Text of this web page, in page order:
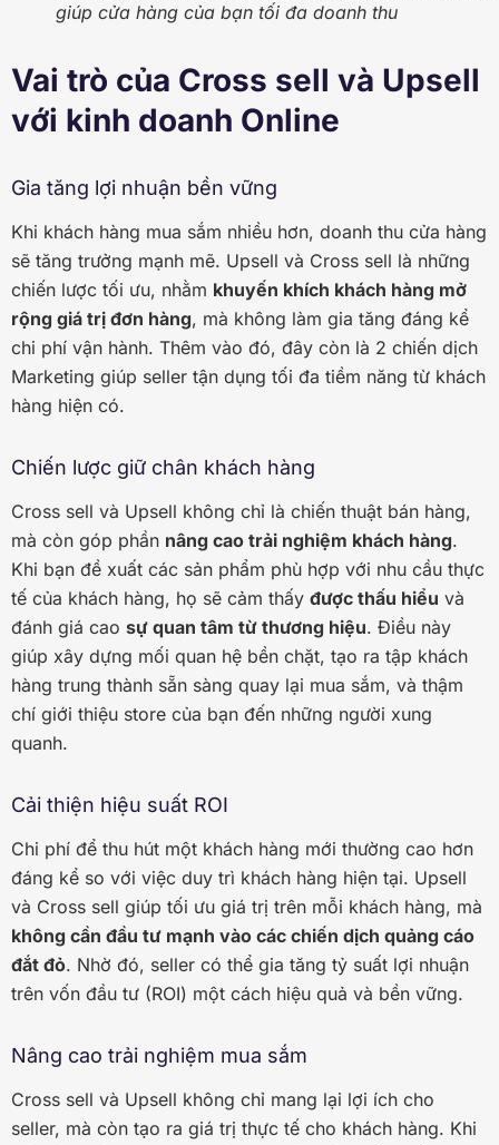
giúp cửa hàng của bạn tối đa doanh thu
Vai trò của Cross sell và Upsell
với kinh doanh Online
Gia tăng lợi nhuận bền vững
Khi khách hàng mua sắm nhiều hơn, doanh thu cửa hàng
sẽ tăng trưởng mạnh mẽ. Upsell và Cross sell là những
chiến lược tối ưu, nhằm khuyến khích khách hàng mở
rộng giá trị đơn hàng, mà không làm gia tăng đáng kể
chi phí vận hành. Thêm vào đó, đây còn là 2 chiến dịch
Marketing giúp seller tận dụng tối đa tiềm năng từ khách
hàng hiện có.
Chiến lược giữ chân khách hàng
Cross sell và Upsell không chỉ là chiến thuật bán hàng,
mà còn góp phần nâng cao trải nghiệm khách hàng.
Khi bạn đề xuất các sản phẩm phù hợp với nhu cầu thực
tế của khách hàng, họ sẽ cảm thấy được thấu hiểu và
đánh giá cao sự quan tâm từ thương hiệu. Điều này
giúp xây dựng mối quan hệ bền chặt, tạo ra tập khách
hàng trung thành sẵn sàng quay lại mua sắm, và thậm
chí giới thiệu store của bạn đến những người xung
quanh.
Cải thiện hiệu suất ROI
Chi phí để thu hút một khách hàng mới thường cao hơn
đáng kể so với việc duy trì khách hàng hiện tại. Upsell
và Cross sell giúp tối ưu giá trị trên mỗi khách hàng, mà
không cần đầu tư mạnh vào các chiến dịch quảng cáo
đắt đỏ. Nhờ đó, seller có thể gia tăng tỷ suất lợi nhuận
trên vốn đầu tư (ROI) một cách hiệu quả và bền vững.
Nâng cao trải nghiệm mua sắm
Cross sell và Upsell không chỉ mang lại lợi ích cho
seller, mà còn tạo ra giá trị thực tế cho khách hàng. Khi